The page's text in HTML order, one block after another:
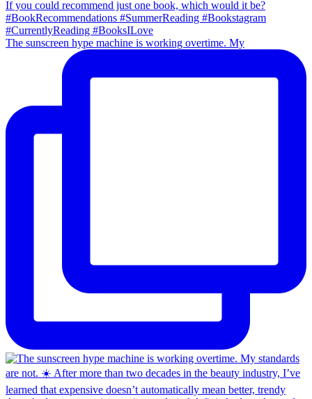
The sunscreen hype machine is working overtime. My